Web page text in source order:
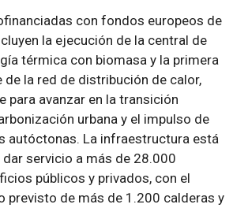
con fondos europeos de
la ejecución de la central de
térmica con biomasa y la primera
la red de distribución de calor,
para avanzar en la transición
urbana y el impulso de
autóctonas. La infraestructura está
servicio a más de 28.000
públicos y privados, con el
previsto de más de 1.200 calderas y